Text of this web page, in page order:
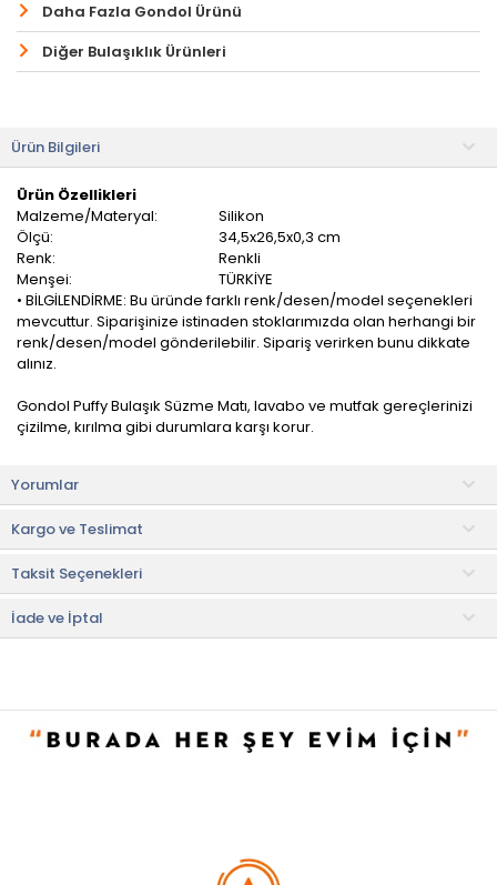
Daha Fazla Gondol Ürünü
Diğer Bulaşıklık Ürünleri
Ürün Bilgileri
Ürün Özellikleri
Malzeme/Materyal:
Silikon
Ölçü:
34,5x26,5x0,3 cm
Renk:
Renkli
Menşei:
TÜRKİYE
• BİLGİLENDİRME: Bu üründe farklı renk/desen/model seçenekleri
mevcuttur. Siparişinize istinaden stoklarımızda olan herhangi bir
renk/desen/model gönderilebilir. Sipariş verirken bunu dikkate
alınız.
Gondol Puffy Bulaşık Süzme Matı, lavabo ve mutfak gereçlerinizi
çizilme, kırılma gibi durumlara karşı korur.
üründür. Bulaşıklarınızın kurulanmasını hızlandırır.
1. sınıf silikon malzemeden üretilmiş olup zararlı maddeler
içermemektedir.
Kullanım ve Bakım Bilgileri
• Bulaşık makinesinde yıkanabilir.
• " Ürün görsellerinde ışık, ortam ve dijital düzenlemelere bağlı
olarak renk ve doku farklılıkları oluşabilir. "
Yorumlar
Kargo ve Teslimat
Taksit Seçenekleri
İade ve İptal